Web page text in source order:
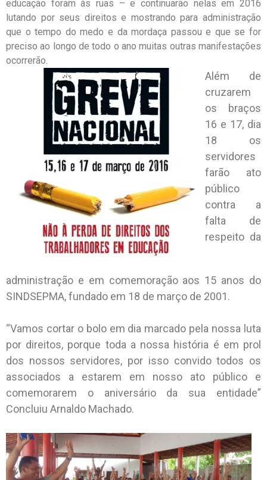
educação foram às ruas – e continuarão nelas em 2016
lutando por seus direitos e mostrando para administração
que o tempo do medo e da mordaça passou e que se for
preciso ao longo de todo o ano muitas outras manifestações
ocorrerão.
Além de
cruzarem
os braços
16 e 17, dia
18 os
servidores
farão ato
público
contra a
falta de
respeito da
administração e em comemoração aos 15 anos do
SINDSEPMA, fundado em 18 de março de 2001.
“Vamos cortar o bolo em dia marcado pela nossa luta
por direitos, porque toda a nossa história é em prol
dos nossos servidores, por isso convido todos os
associados a estarem em nosso ato público e
comemorarem o aniversário da sua entidade”
Concluiu Arnaldo Machado.